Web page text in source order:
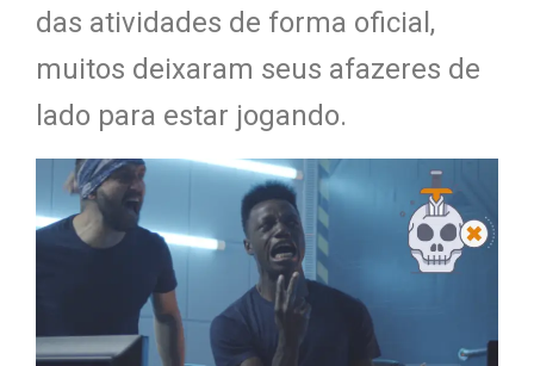
das atividades de forma oficial,
muitos deixaram seus afazeres de
lado para estar jogando.